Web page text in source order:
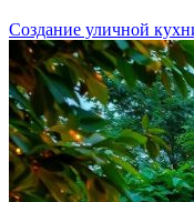
Создание уличной